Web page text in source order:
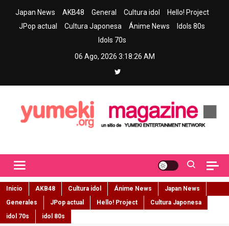
Japan News AKB48 General Cultura idol
Hello! Project
JPop actual
Cultura Japonesa Ánime News
Idols 80s
Idols 70s
06 Ago, 2026 3:18:27 AM
Inicio AKB48 Cultura idol Ánime News
Japan News
Generales
JPop actual Hello! Project
Cultura Japonesa
idol 70s
idol 80s